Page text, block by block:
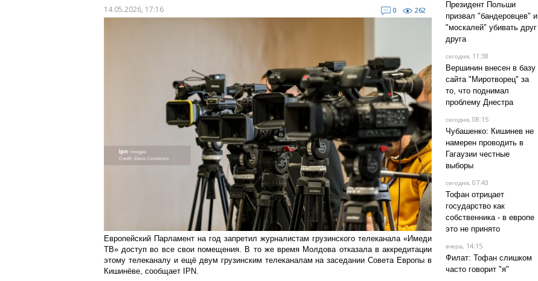
14.05.2026, 17:16 0 262
Европейский Парламент на год запретил журналистам грузинского телеканала «Имеди
ТВ» доступ во все свои помещения. В то же время Молдова отказала в аккредитации
этому телеканалу и ещё двум грузинским телеканалам на заседании Совета Европы в
Кишинёве, сообщает IPN.
Президент Польши
призвал "бандеровцев" и
"москалей" убивать друг
друга
сегодня, 11:38
Вершинин внесен в базу
сайта "Миротворец" за
то, что поднимал
проблему Днестра
сегодня, 08:15
Чубашенко: Кишинев не
намерен проводить в
Гагаузии честные
выборы
сегодня, 07:43
Тофан отрицает
государство как
собственника - в европе
это не принято
вчера, 14:15
Филат: Тофан слишком
часто говорит "я"